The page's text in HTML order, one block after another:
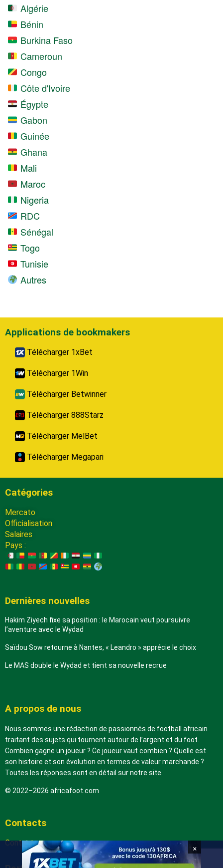
Algérie
Bénin
Burkina Faso
Cameroun
Congo
Côte d'Ivoire
Égypte
Gabon
Guinée
Ghana
Mali
Maroc
Nigeria
RDC
Sénégal
Togo
Tunisie
Autres
Applications de bookmakers
Télécharger 1xBet
Télécharger 1Win
Télécharger Betwinner
Télécharger 888Starz
Télécharger MelBet
Télécharger Megapari
Catégories
Mercato
Officialisation
Salaires
Pays :
Dernières nouvelles
Hakim Ziyech fixe sa position : le Marocain veut poursuivre
l’aventure avec le Wydad
Saïdou Sow retourne à Nantes, « Leandro » apprécie le choix
Le MAS double le Wydad et tient sa nouvelle recrue
A propos de nous
Nous sommes une rédaction de passionnés de football africain
traitant des sujets qui tournent autour de l’argent et du foot.
Combien gagne un joueur ? Ce joueur vaut combien ? Quelle est
son histoire et son évolution en termes de valeur marchande ?
Toutes les réponses sont en détail sur notre site.
© 2022–2026 africafoot.com
Contacts
Contactez-nous ×